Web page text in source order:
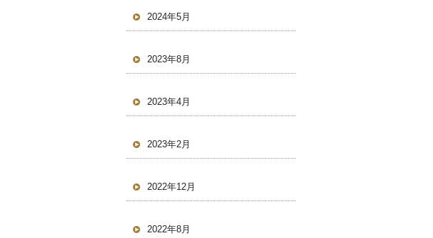
2024年5月
2023年8月
2023年4月
2023年2月
2022年12月
2022年8月